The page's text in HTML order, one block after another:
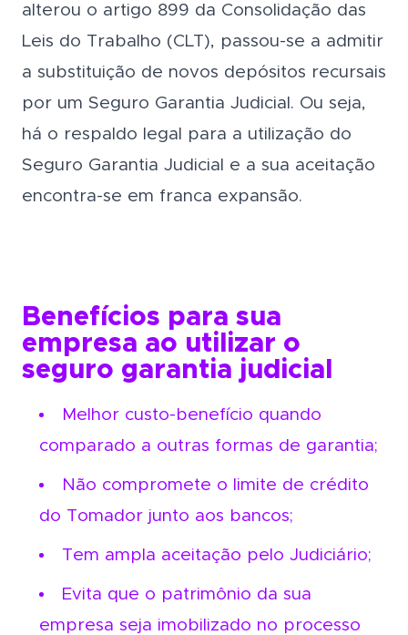
alterou o artigo 899 da Consolidação das
Leis do Trabalho (CLT), passou-se a admitir
a substituição de novos depósitos recursais
por um Seguro Garantia Judicial. Ou seja,
há o respaldo legal para a utilização do
Seguro Garantia Judicial e a sua aceitação
encontra-se em franca expansão.
Benefícios para sua
empresa ao utilizar o
seguro garantia judicial
Melhor custo-benefício quando
comparado a outras formas de garantia;
Não compromete o limite de crédito
do Tomador junto aos bancos;
Tem ampla aceitação pelo Judiciário;
Evita que o patrimônio da sua
empresa seja imobilizado no processo